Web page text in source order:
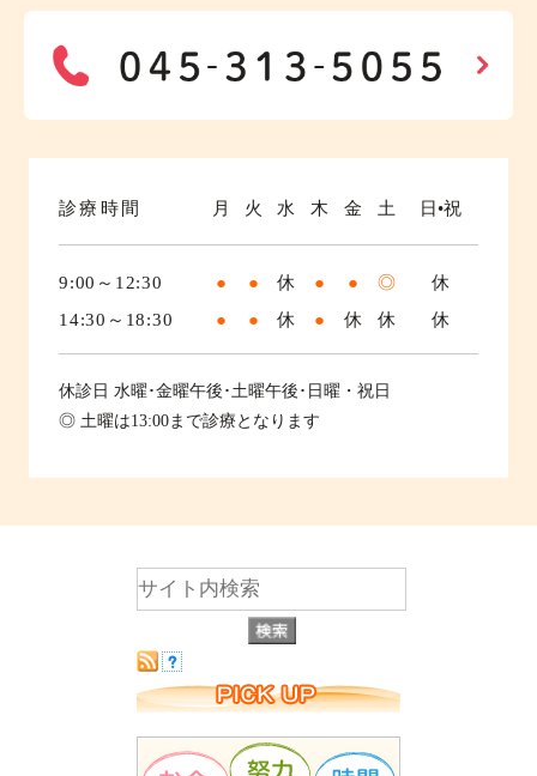
診療時間 月 火 水 木 金 土 日•祝
9:00～12:30 ● ● 休 ● ● ◎
休
14:30～18:30
● ● 休 ● 休 休 休
休診日 水曜･金曜午後･土曜午後･日曜・祝日
◎ 土曜は13:00まで診療となります